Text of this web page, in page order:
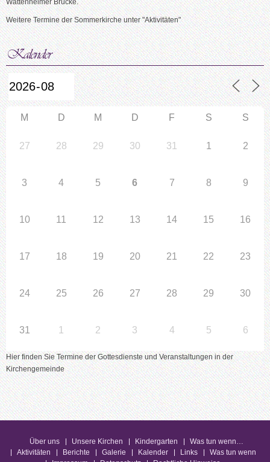
Wattenheimer Brücke.
Weitere Termine der Sommerkirche unter "Aktivitäten"
M D M D F S S
27 28 29 30 31 1 2
3 4 5 6 7 8 9
10 11 12 13 14 15 16
17 18 19 20 21 22 23
24 25 26 27 28 29 30
31 1 2 3 4 5 6
Hier finden Sie Termine der Gottesdienste und Veranstaltungen in der
Kirchengemeinde
Über uns Unsere Kirchen Kindergarten
Was tun wenn…
Aktivitäten
Berichte Galerie Kalender Links
Was tun wenn